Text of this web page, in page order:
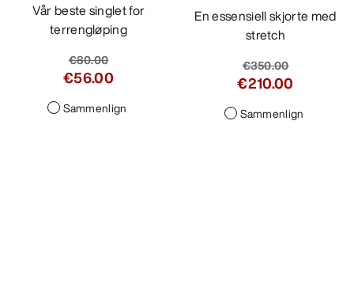
Vår beste singlet for
terrengløping
€80.00
€56.00
Sammenlign
En essensiell skjorte med
stretch
€350.00
€210.00
Sammenlign